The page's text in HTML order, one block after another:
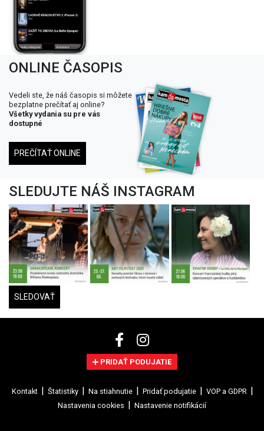
ONLINE ČASOPIS
Vedeli ste, že náš časopis si môžete
bezplatne prečítať aj online?
Všetky vydania su pre vás
dostupné
PREČÍTAŤ ONLINE
SLEDUJTE NÁŠ INSTAGRAM
SLEDOVAŤ
PRIDAŤ PODUJATIE
Kontakt Štatistiky Na stiahnutie Pridať podujatie
VOP a GDPR
Nastavenia cookies
Nastavenie notifikácií